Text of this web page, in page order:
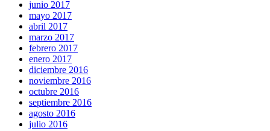
junio 2017
mayo 2017
abril 2017
marzo 2017
febrero 2017
enero 2017
diciembre 2016
noviembre 2016
octubre 2016
septiembre 2016
agosto 2016
julio 2016